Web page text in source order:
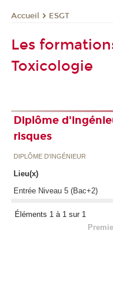
Accueil ESGT
Les
Toxicologie
Diplôme
risques
DIPLÔME D'INGÉNIEUR
Lieu(x)
Entrée Niveau 5 (Bac+2)
Éléments 1 à 1 sur 1